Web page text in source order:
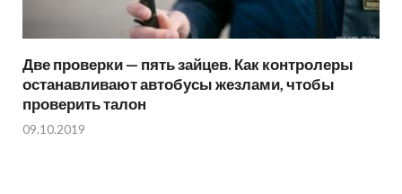
Две проверки — пять зайцев. Как контролеры
останавливают автобусы жезлами, чтобы
проверить талон
09.10.2019